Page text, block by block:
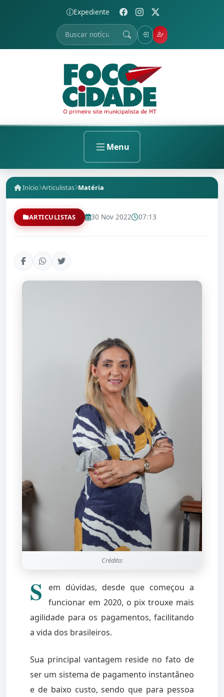
Expediente
Menu
Início Articulistas Matéria
ARTICULISTAS 30 Nov 2022 07:13
Crédito:
S
em dúvidas, desde que começou a
funcionar em 2020, o pix trouxe mais
agilidade para os pagamentos, facilitando
a vida dos brasileiros.
Sua principal vantagem reside no fato de
ser um sistema de pagamento instantâneo
e de baixo custo, sendo que para pessoa